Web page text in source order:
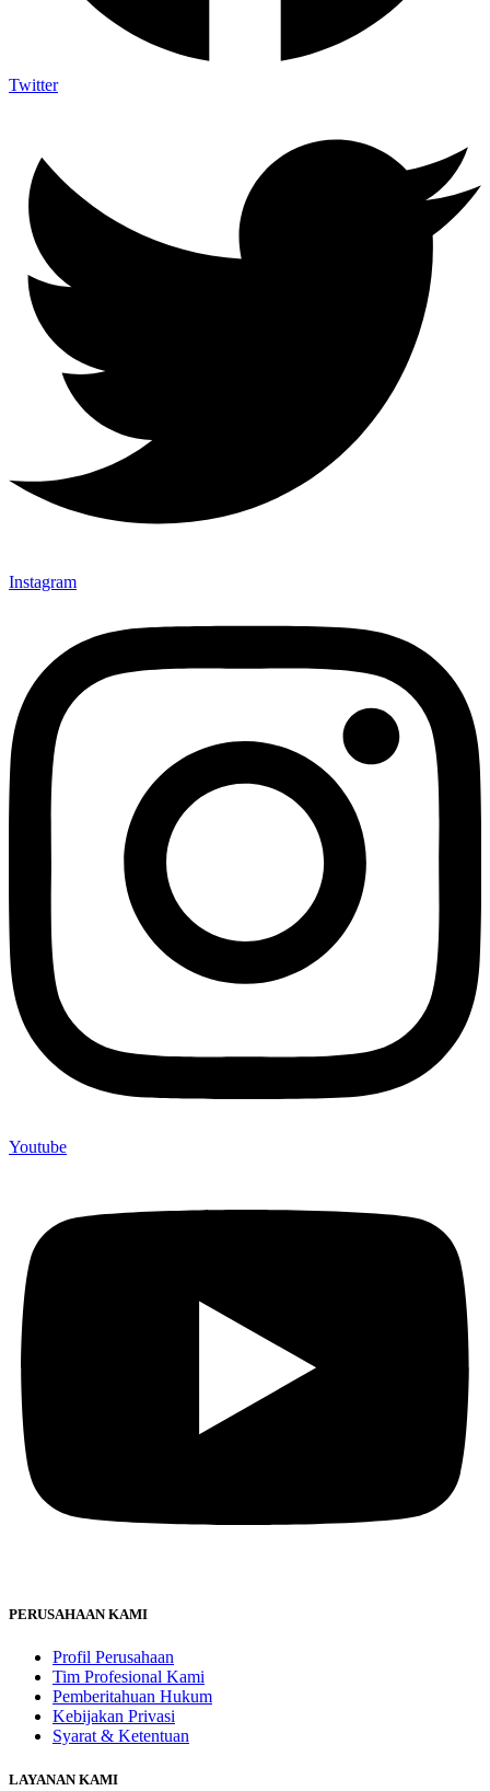
Twitter
Instagram
Youtube
PERUSAHAAN KAMI
Profil Perusahaan
Tim Profesional Kami
Pemberitahuan Hukum
Kebijakan Privasi
Syarat & Ketentuan
LAYANAN KAMI